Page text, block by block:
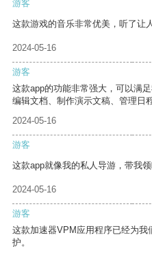
游客
这款游戏的音乐非常优美，听了让
2024-05-16
游客
这款app的功能非常强大，可以满
编辑文档、制作演示文稿、管理日
2024-05-16
游客
这款app就像我的私人导游，带我领
2024-05-16
游客
这款加速器VPM应用程序已经为
护。